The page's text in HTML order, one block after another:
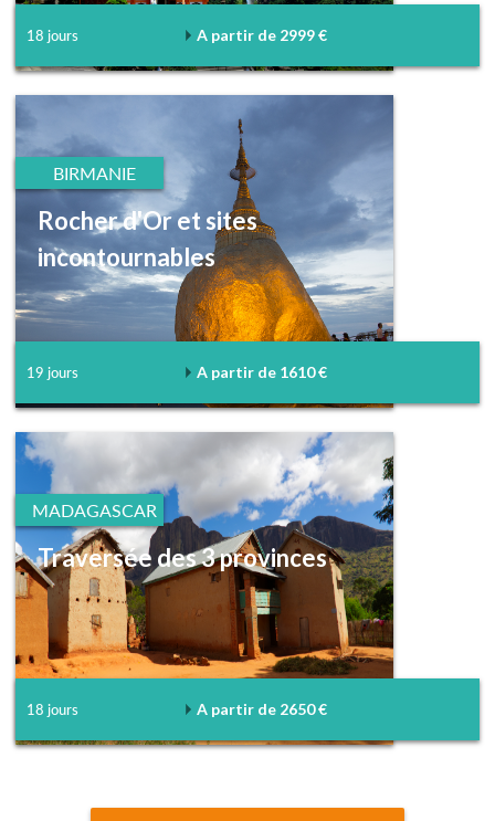
18 jours A partir de 2999 €
BIRMANIE
Rocher d'Or et sites
incontournables
19 jours A partir de 1610 €
MADAGASCAR
Traversée des 3 provinces
18 jours A partir de 2650 €